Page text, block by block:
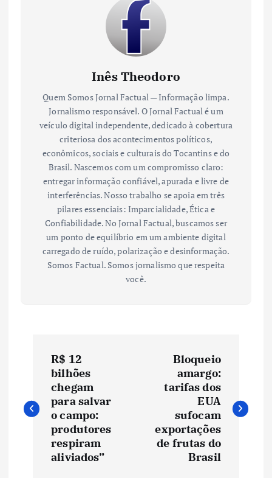
Inês Theodoro
Quem Somos Jornal Factual — Informação limpa.
Jornalismo responsável. O Jornal Factual é um
veículo digital independente, dedicado à cobertura
criteriosa dos acontecimentos políticos,
econômicos, sociais e culturais do Tocantins e do
Brasil. Nascemos com um compromisso claro:
entregar informação confiável, apurada e livre de
interferências. Nosso trabalho se apoia em três
pilares essenciais: Imparcialidade, Ética e
Confiabilidade. No Jornal Factual, buscamos ser
um ponto de equilíbrio em um ambiente digital
carregado de ruído, polarização e desinformação.
Somos Factual. Somos jornalismo que respeita
você.
v
R$ 12
bilhões
chegam
para salvar
o campo:
produtores
respiram
aliviados”
Bloqueio
amargo:
tarifas dos
EUA
sufocam
exportações
de frutas do
Brasil